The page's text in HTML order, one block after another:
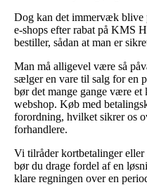
Dog kan det immervæk blive
e-shops efter rabat på KMS
bestiller, sådan at man er
Man må alligevel være så
sælger en vare til salg for en
bør det mange gange være et
webshop. Køb med
forordning, hvilket sikrer os
forhandlere.
Vi tilråder kortbetalinger
bør du drage fordel af en
klare regningen over en